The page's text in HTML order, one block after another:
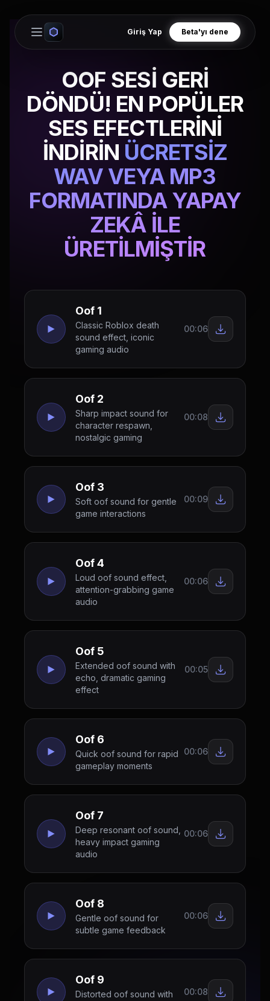
Open main menu
Giriş Yap Beta'yı dene
OOF SESİ GERİ
DÖNDÜ! EN POPÜLER
SES EFECTLERİNİ
İNDİRİN ÜCRETSİZ
WAV VEYA MP3
FORMATINDA YAPAY
ZEKÂ İLE
ÜRETİLMİŞTİR
Oof 1
Classic Roblox death
sound effect, iconic
gaming audio
00:06
Oof 2
Sharp impact sound for
character respawn,
nostalgic gaming
00:08
Oof 3
Soft oof sound for gentle
game interactions
00:09
Oof 4
Loud oof sound effect,
attention-grabbing game
audio
00:06
Oof 5
Extended oof sound with
echo, dramatic gaming
effect
00:05
Oof 6
Quick oof sound for rapid
gameplay moments
00:06
Oof 7
Deep resonant oof sound,
heavy impact gaming
audio
00:06
Oof 8
Gentle oof sound for
subtle game feedback
00:06
Oof 9
Distorted oof sound with
00:08